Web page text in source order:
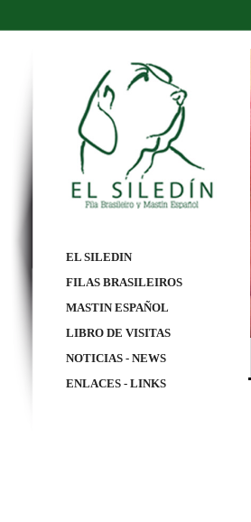
EL SILEDIN
FILAS BRASILEIROS
MASTIN ESPAÑOL
LIBRO DE VISITAS
NOTICIAS - NEWS
ENLACES - LINKS